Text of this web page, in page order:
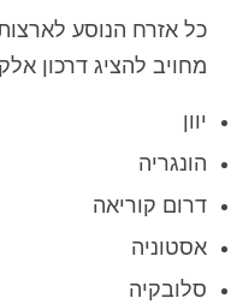
מחויב להציג דרכון
יוון
הונגריה
דרום קוריאה
אסטוניה
סלובקיה